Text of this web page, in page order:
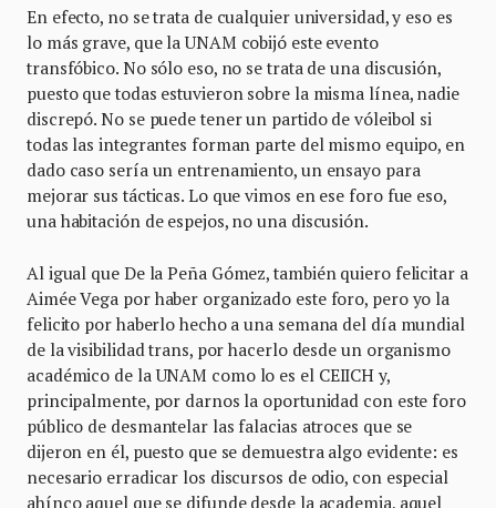
En efecto, no se trata de cualquier universidad, y eso es
lo más grave, que la UNAM cobijó este evento
transfóbico. No sólo eso, no se trata de una discusión,
puesto que todas estuvieron sobre la misma línea, nadie
discrepó. No se puede tener un partido de vóleibol si
todas las integrantes forman parte del mismo equipo, en
dado caso sería un entrenamiento, un ensayo para
mejorar sus tácticas. Lo que vimos en ese foro fue eso,
una habitación de espejos, no una discusión.
Al igual que De la Peña Gómez, también quiero felicitar a
Aimée Vega por haber organizado este foro, pero yo la
felicito por haberlo hecho a una semana del día mundial
de la visibilidad trans, por hacerlo desde un organismo
académico de la UNAM como lo es el CEIICH y,
principalmente, por darnos la oportunidad con este foro
público de desmantelar las falacias atroces que se
dijeron en él, puesto que se demuestra algo evidente: es
necesario erradicar los discursos de odio, con especial
ahínco aquel que se difunde desde la academia, aquel